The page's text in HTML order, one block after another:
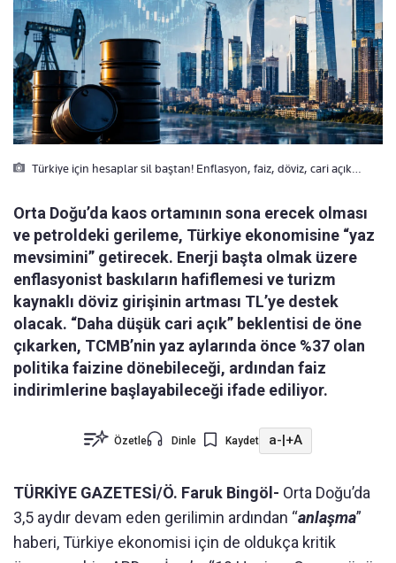
Türkiye için hesaplar sil baştan! Enflasyon, faiz, döviz, cari açık…
Orta Doğu’da kaos ortamının sona erecek olması
ve petroldeki gerileme, Türkiye ekonomisine “yaz
mevsimini” getirecek. Enerji başta olmak üzere
enflasyonist baskıların hafiflemesi ve turizm
kaynaklı döviz girişinin artması TL’ye destek
olacak. “Daha düşük cari açık” beklentisi de öne
çıkarken, TCMB’nin yaz aylarında önce %37 olan
politika faizine dönebileceği, ardından faiz
indirimlerine başlayabileceği ifade ediliyor.
Özetle Dinle Kaydet a- +A
TÜRKİYE GAZETESİ/Ö. Faruk Bingöl- Orta Doğu’da
3,5 aydır devam eden gerilimin ardından “anlaşma”
haberi, Türkiye ekonomisi için de oldukça kritik